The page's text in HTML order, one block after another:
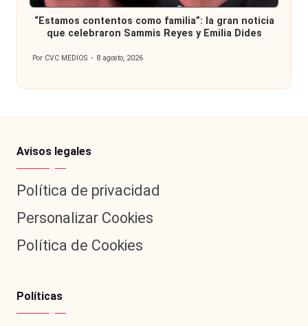
en
“Estamos contentos como familia”: la gran noticia
que celebraron Sammis Reyes y Emilia Dides
Publicado
Por CVC MEDIOS 8 agosto, 2026
Avisos legales
Política de privacidad
Personalizar Cookies
Política de Cookies
Políticas